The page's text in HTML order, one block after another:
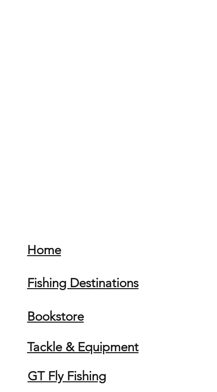
Home
Fishing Destinations
Bookstore
Tackle & Equipment
GT Fly Fishing